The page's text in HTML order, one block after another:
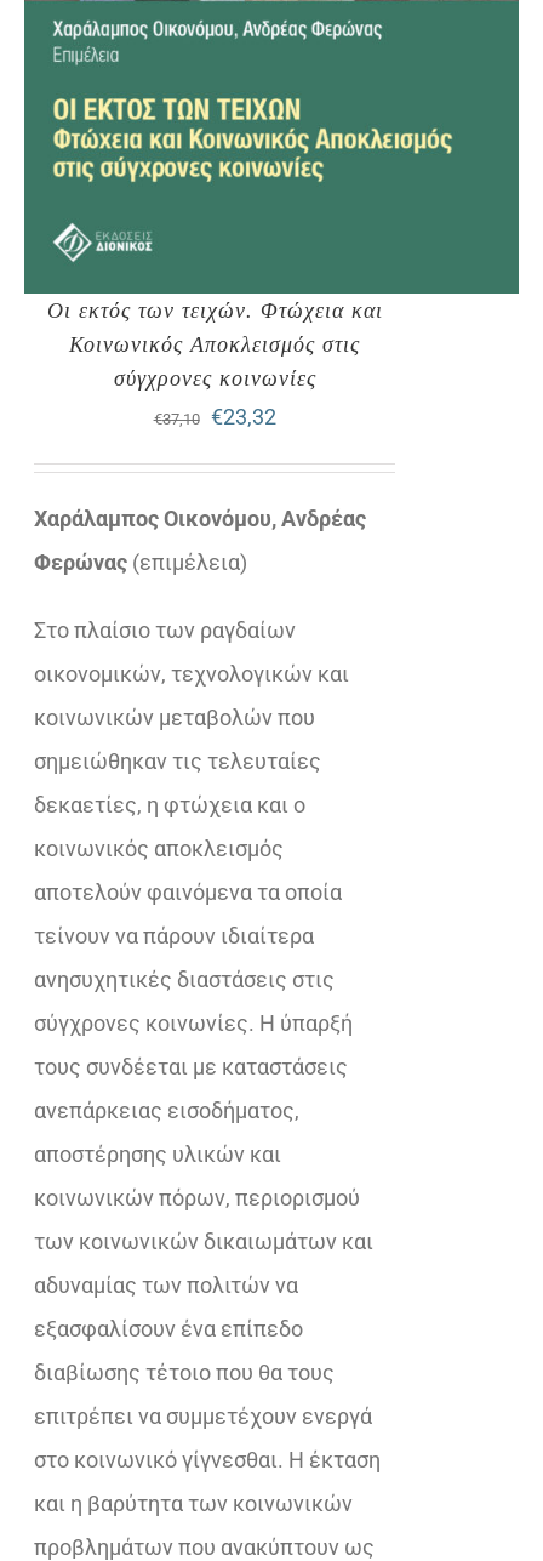
Οι εκτός των τειχών. Φτώχεια και
Κοινωνικός Αποκλεισμός στις
σύγχρονες κοινωνίες
€37,10
Original
price
was:
€23,32Η
τρέχουσα
Χαράλαμπος Οικονόμου, Ανδρέας
Φερώνας (επιμέλεια)
Στο πλαίσιο των ραγδαίων
οικονομικών, τεχνολογικών και
κοινωνικών μεταβολών που
σημειώθηκαν τις τελευταίες
δεκαετίες, η φτώχεια και ο
κοινωνικός αποκλεισμός
αποτελούν φαινόμενα τα οποία
τείνουν να πάρουν ιδιαίτερα
ανησυχητικές διαστάσεις στις
σύγχρονες κοινωνίες. Η ύπαρξή
τους συνδέεται με καταστάσεις
ανεπάρκειας εισοδήματος,
αποστέρησης υλικών και
κοινωνικών πόρων, περιορισμού
των κοινωνικών δικαιωμάτων και
αδυναμίας των πολιτών να
εξασφαλίσουν ένα επίπεδο
διαβίωσης τέτοιο που θα τους
επιτρέπει να συμμετέχουν ενεργά
στο κοινωνικό γίγνεσθαι. Η έκταση
και η βαρύτητα των κοινωνικών
προβλημάτων που ανακύπτουν ως